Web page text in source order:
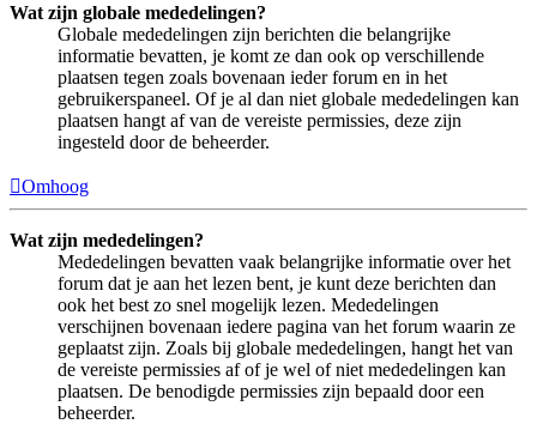
Wat zijn globale mededelingen?
Globale mededelingen zijn berichten die belangrijke
informatie bevatten, je komt ze dan ook op verschillende
plaatsen tegen zoals bovenaan ieder forum en in het
gebruikerspaneel. Of je al dan niet globale mededelingen kan
plaatsen hangt af van de vereiste permissies, deze zijn
ingesteld door de beheerder.
Omhoog
Wat zijn mededelingen?
Mededelingen bevatten vaak belangrijke informatie over het
forum dat je aan het lezen bent, je kunt deze berichten dan
ook het best zo snel mogelijk lezen. Mededelingen
verschijnen bovenaan iedere pagina van het forum waarin ze
geplaatst zijn. Zoals bij globale mededelingen, hangt het van
de vereiste permissies af of je wel of niet mededelingen kan
plaatsen. De benodigde permissies zijn bepaald door een
beheerder.